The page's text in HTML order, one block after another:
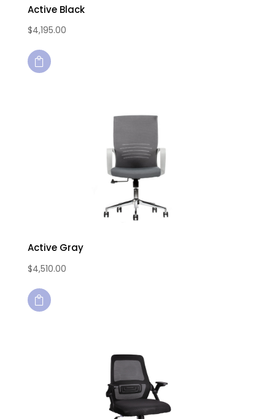
Active Black
$4,195.00

Active Gray
$4,510.00
